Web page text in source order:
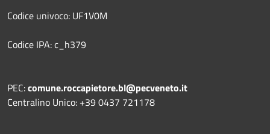
Codice univoco: UF1V0M
Codice IPA: c_h379
PEC:comune.roccapietore.bl@pecveneto.it
Centralino Unico: +39 0437 721178